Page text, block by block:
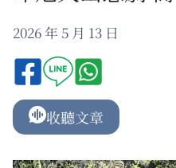
2026 年 5 月 13 日
收聽文章